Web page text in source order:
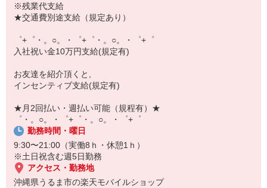
▼営業・販売
法人営業・アパレル販売・個別指導塾・人材紹介
▼人気案件も多数♪
短期・期間限定・オープニング・官公庁案件
上場/優良/大手企業など
【スマホ面接実施中】
￣￣￣￣￣￣￣￣￣
自宅に居ながらスマホでカンタン面接OK！
オンライン面談なのでスピード対応。
ワイモバイル(Y!mobille)、楽天モバイル、UQなど格安スマホまで幅
広く紹介可能♪
※残業代支給
★交通費別途支給（規定あり）
゜+゜・。○。・゜+゜・。○。・゜+゜
入社祝い金10万円支給(規定有)
お友達を紹介頂くと,
インセンティブ支給(規定有)
★月2回払い・週払い可能（規程有）★
゜・。○。・゜+゜・。○。・゜+゜
勤務時間・曜日
9:30〜21:00（実働8ｈ・休憩1ｈ）
※土日祝含む週5日勤務
アクセス・勤務地
沖縄県うるま市の楽天モバイルショップ